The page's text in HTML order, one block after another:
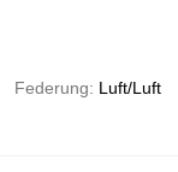
Federung Luft/Luft